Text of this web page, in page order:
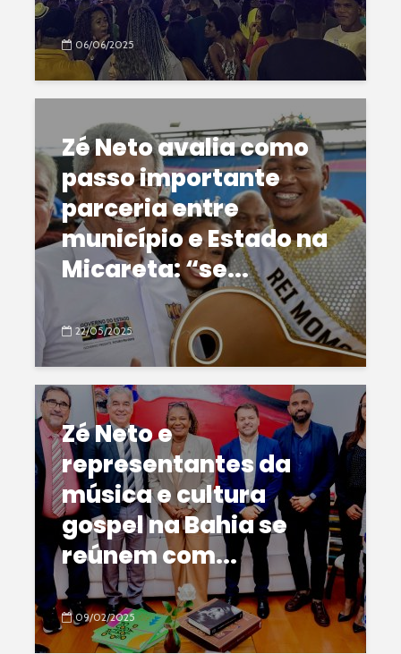
06/06/2025
Zé Neto avalia como
passo importante
parceria entre
município e Estado na
Micareta: “se...
22/05/2025
Zé Neto e
representantes da
música e cultura
gospel na Bahia se
reúnem com...
09/02/2025